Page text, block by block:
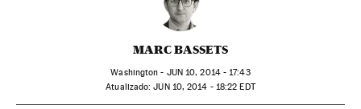
MARC BASSETS
Washington - JUN10, 2014 - 17:43
atualizado: JUN10, 2014 - 18:22 EDT